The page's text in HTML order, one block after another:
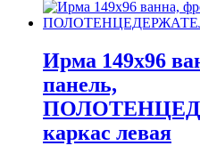
Ирма 149х96
панель,
каркас левая